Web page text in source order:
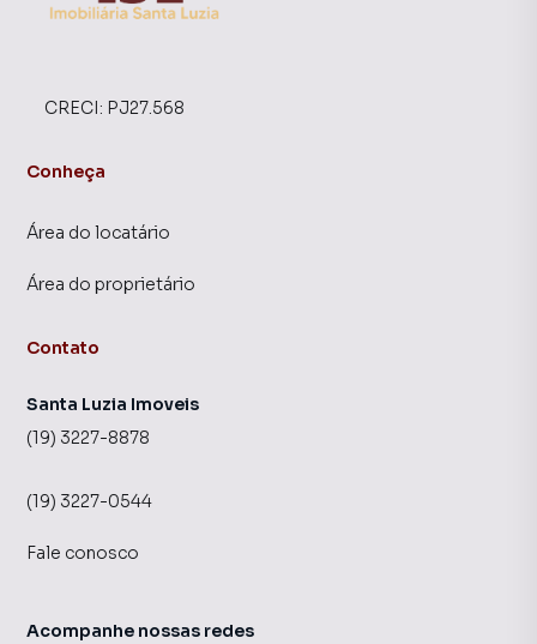
CRECI: PJ27.568
Conheça
Área do locatário
Área do proprietário
Contato
Santa Luzia Imoveis
(19) 3227-8878
(19) 3227-0544
Fale conosco
Acompanhe nossas redes